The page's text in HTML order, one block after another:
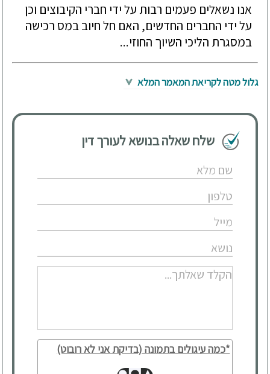
אנו נשאלים פעמים רבות על ידי חברי הקיבוצים וכן
על ידי החברים החדשים, האם חל חיוב במס רכישה
במסגרת הליכי השיוך החוזי...
גלול מטה לקריאת המאמר המלא
שלח שאלה בנושא לעורך דין
*כמה עיגולים בתמונה (בדיקת אני לא רובוט)